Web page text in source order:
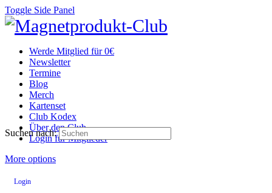
Toggle Side Panel
Werde Mitglied für 0€
Newsletter
Termine
Blog
Merch
Kartenset
Club Kodex
Über den Club
Login für Mitglieder
More options
Login
Suchen nach: